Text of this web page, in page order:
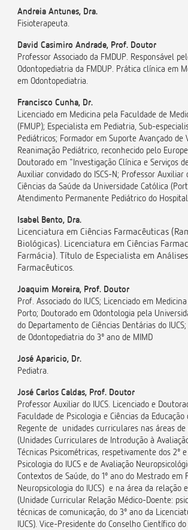
Andreia Antunes, Dra.
Fisioterapeuta.
David Casimiro Andrade, Prof. Doutor
Professor Associado da FMDUP. Responsável
Odontopediatria da FMDUP. Prática clínica em
em Odontopediatria.
Francisco Cunha, Dr.
Licenciado em Medicina pela Faculdade de
(FMUP); Especialista em Pediatria, Sub-
Pediátricos; Formador em Suporte Avançado de
Reanimação Pediátrico, reconhecido pelo
Doutorado em "Investigação Clínica e Serviços
Auxiliar convidado do ISCS-N; Professor
Ciências da Saúde da Universidade Católica
Atendimento Permanente Pediátrico do
Isabel Bento, Dra.
Licenciatura em Ciências Farmacêuticas
Biológicas). Licenciatura em Ciências
Farmácia). Título de Especialista em
Farmacêuticos.
Joaquim Moreira, Prof. Doutor
Prof. Associado do IUCS; Licenciado em
Porto; Doutorado em Odontologia pela
do Departamento de Ciências Dentárias do
de Odontopediatria do 3º ano de MIMD
José Aparicio, Dr.
Pediatra.
José Carlos Caldas, Prof. Doutor
Professor Auxiliar do IUCS. Licenciado e
Faculdade de Psicologia e Ciências da
Regente de unidades curriculares nas áreas de
(Unidades Curriculares de Introdução à
Técnicas Psicométricas, respetivamente dos 2º
Psicologia do IUCS e de Avaliação
Contextos de Saúde, do 1º ano do Mestrado em
Neuropsicologia do IUCS) e na área da relação
(Unidade Curricular Relação Médico-Doente:
técnicas de comunicação, do 3º ano da
IUCS). Vice-Presidente do Conselho Científico do